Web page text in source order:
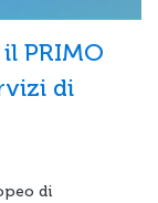
PRIMO
di
di